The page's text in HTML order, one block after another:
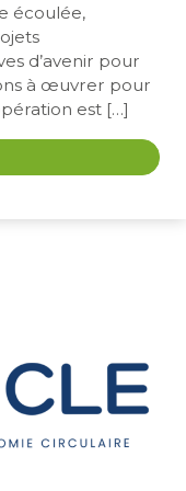
écoulée,
d’avenir pour
à œuvrer pour
est […]